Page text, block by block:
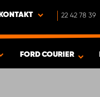
KONTAKT 22 42 78 39
FORD COURIER